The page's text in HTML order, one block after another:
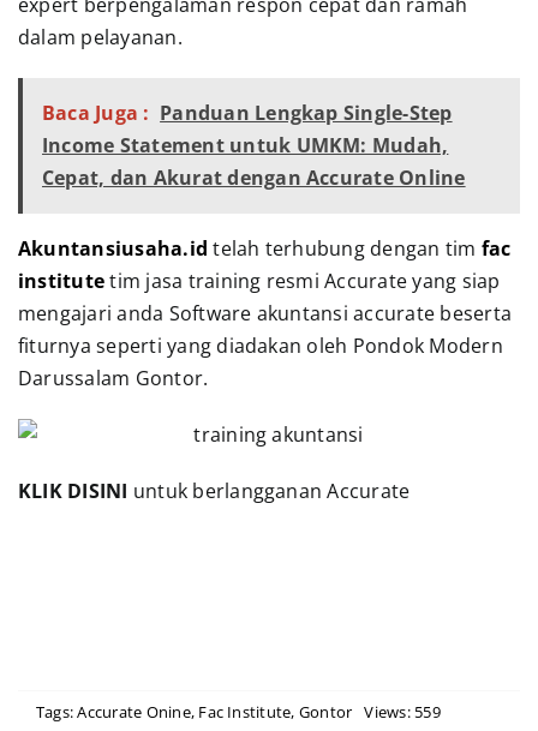
dalam pelayanan.
Baca Juga : Panduan Lengkap Single-Step
Income Statement untuk UMKM: Mudah,
Cepat, dan Akurat dengan Accurate Online
Akuntansiusaha.id telah terhubung dengan tim fac
institutetim jasa training resmi Accurate yang siap
mengajari anda Software akuntansi accurate beserta
fiturnya seperti yang diadakan oleh Pondok Modern
Darussalam Gontor.
KLIK DISINI untuk berlangganan Accurate
Tags:Accurate Onine, Fac Institute, Gontor Views: 559